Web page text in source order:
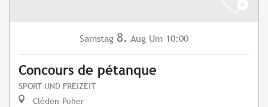
Samstag 8. Aug Um 10:00
Concours de pétanque
SPORT UND FREIZEIT
Cléden-Poher